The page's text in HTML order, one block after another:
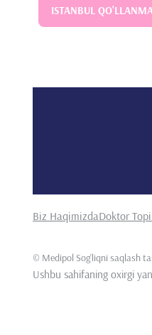
ISTANBUL
Biz HaqimizdaDoktor
© Medipol Sog'liqni saqlash
Ushbu sahifaning oxirgi